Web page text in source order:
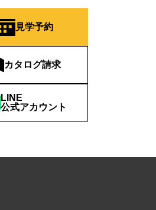
見学予約
カタログ請求
LINE
公式アカウント